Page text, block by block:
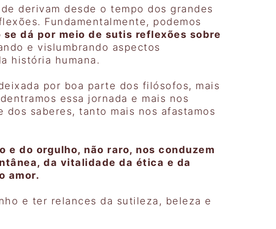
derivam desde o tempo dos grandes
Fundamentalmente, podemos
dá por meio de sutis reflexões sobre
e vislumbrando aspectos
história humana.
por boa parte dos filósofos, mais
essa jornada e mais nos
saberes, tanto mais nos afastamos
e do orgulho, não raro, nos conduzem
da vitalidade da ética e da
amor.
e ter relances da sutileza, beleza e